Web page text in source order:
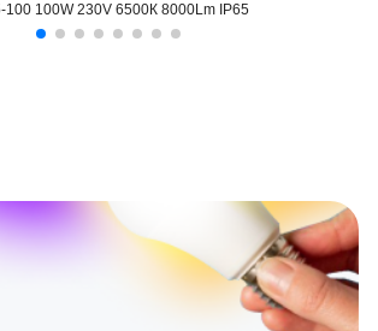
100W 230V 6500К 8000Lm IP65